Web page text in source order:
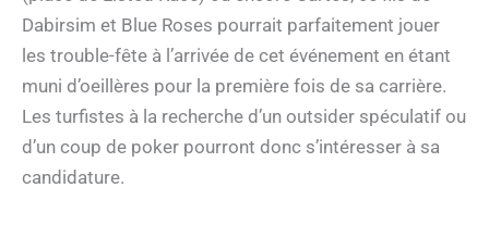
Dabirsim et Blue Roses pourrait parfaitement jouer
les trouble-fête à l’arrivée de cet événement en étant
muni d’oeillères pour la première fois de sa carrière.
Les turfistes à la recherche d’un outsider spéculatif ou
d’un coup de poker pourront donc s’intéresser à sa
candidature.